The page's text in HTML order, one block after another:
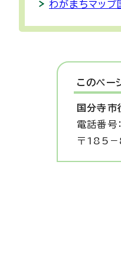
わがまちマップ
このペー
国分寺市
電話番
〒185